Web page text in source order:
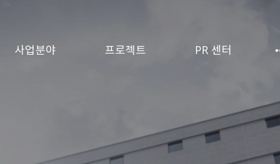
사업분야 프로젝트 PR 센터